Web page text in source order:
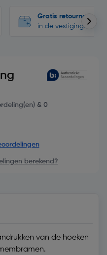
Gratis retourneren
in de vestigingen
& 0
berekend?
van de hoeken